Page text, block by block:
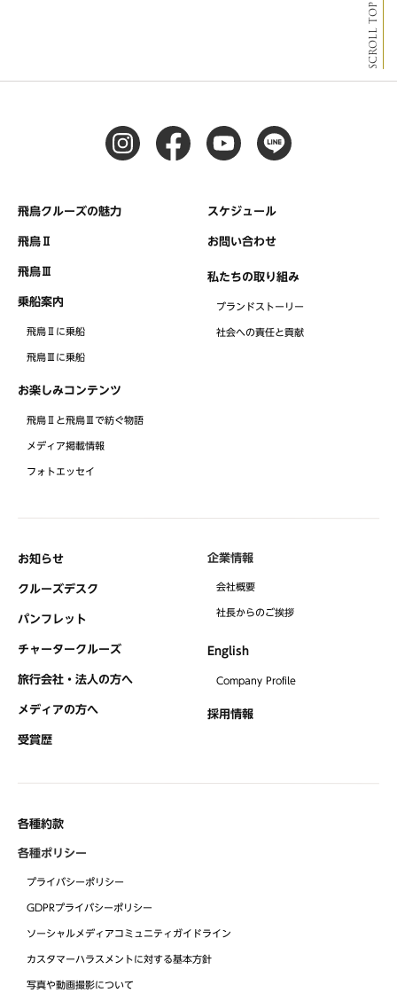
SCROLL TOP
飛鳥クルーズの魅力
飛鳥Ⅱ
飛鳥Ⅲ
乗船案内
飛鳥Ⅱに乗船
飛鳥Ⅲに乗船
お楽しみコンテンツ
飛鳥Ⅱと飛鳥Ⅲで紡ぐ物語
メディア掲載情報
フォトエッセイ
スケジュール
お問い合わせ
私たちの取り組み
ブランドストーリー
社会への責任と貢献
お知らせ
クルーズデスク
パンフレット
チャータークルーズ
旅行会社・法人の方へ
メディアの方へ
受賞歴
企業情報
会社概要
社⻑からのご挨拶
English
Company Profile
採用情報
各種約款
各種ポリシー
プライバシーポリシー
GDPRプライバシーポリシー
ソーシャルメディアコミュニティガイドライン
カスタマーハラスメントに対する基本方針
写真や動画撮影について